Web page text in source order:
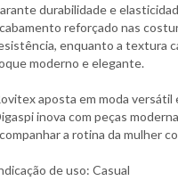
durabilidade e
reforçado nas
enquanto a textura
moderno e elegante.
aposta em moda versátil
inova com peças
a rotina da mulher
de uso: Casual